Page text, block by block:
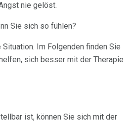
nie gelöst.
Sie sich so fühlen?
Im Folgenden finden Sie
sich besser mit der Therapie
ist, können Sie sich mit der